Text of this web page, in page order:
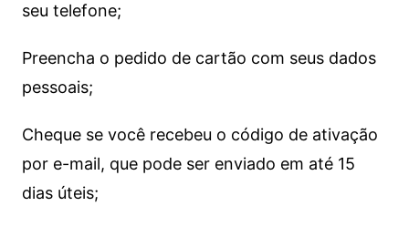
seu telefone;
Preencha o pedido de cartão com seus dados
pessoais;
Cheque se você recebeu o código de ativação
por e-mail, que pode ser enviado em até 15
dias úteis;